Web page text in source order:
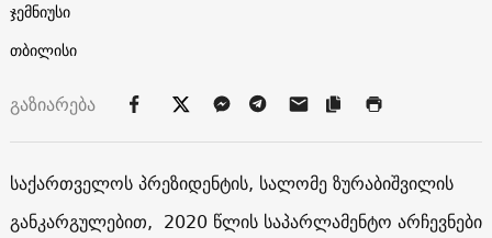
ჯემნიუსი
თბილისი
გაზიარება
საქართველოს პრეზიდენტის, სალომე ზურაბიშვილის
განკარგულებით, 2020 წლის საპარლამენტო არჩევნები